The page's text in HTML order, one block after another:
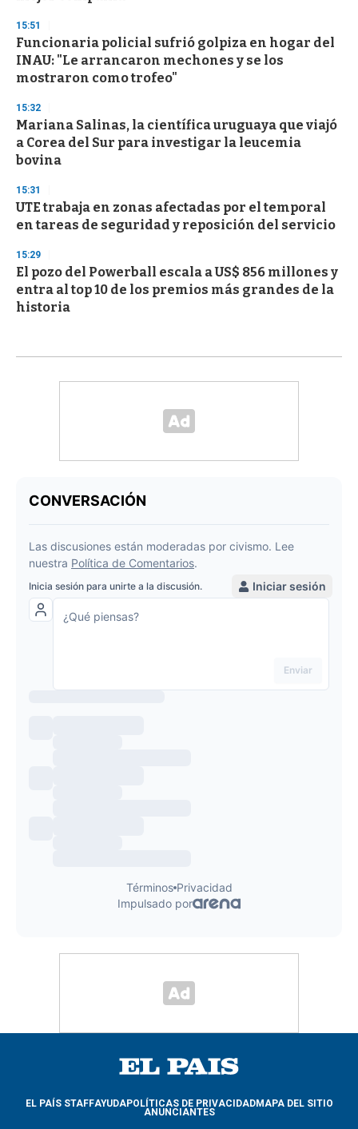
15:51
Funcionaria policial sufrió golpiza en hogar del
INAU: "Le arrancaron mechones y se los
mostraron como trofeo"
15:32
Mariana Salinas, la científica uruguaya que viajó
a Corea del Sur para investigar la leucemia
bovina
15:31
UTE trabaja en zonas afectadas por el temporal
en tareas de seguridad y reposición del servicio
15:29
El pozo del Powerball escala a US$ 856 millones y
entra al top 10 de los premios más grandes de la
historia
EL PAÍS STAFFAYUDAPOLÍTICAS DE PRIVACIDADMAPA DEL SITIO
ANUNCIANTES